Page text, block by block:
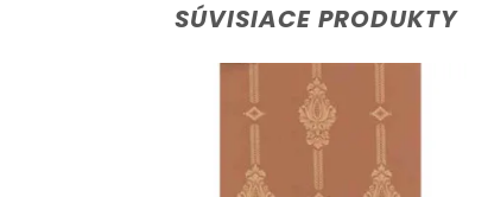
SÚVISIACE PRODUKTY